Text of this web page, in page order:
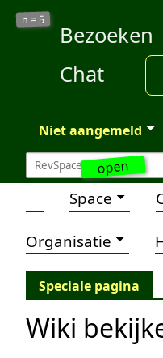
open
n = 5
Bezoeken
Chat
Niet aangemeld
Space
Organisatie
Speciale pagina
Wiki